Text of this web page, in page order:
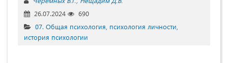
26.07.2024
690
07. Общая психология, психология личности,
история психологии